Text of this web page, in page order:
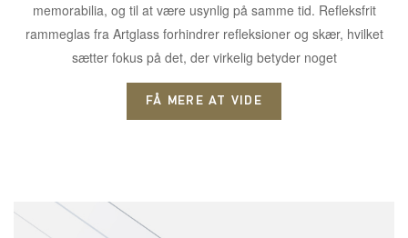
memorabilia, og til at være usynlig på samme tid. Refleksfrit
rammeglas fra Artglass forhindrer refleksioner og skær, hvilket
sætter fokus på det, der virkelig betyder noget
FÅ MERE AT VIDE